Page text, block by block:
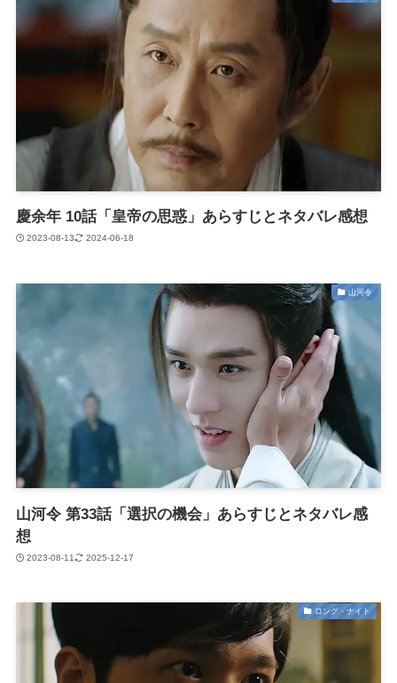
慶余年 10話「皇帝の思惑」あらすじとネタバレ感想
2023-08-13 2024-06-18
山河令
山河令 第33話「選択の機会」あらすじとネタバレ感
想
2023-08-11 2025-12-17
ロング・ナイト